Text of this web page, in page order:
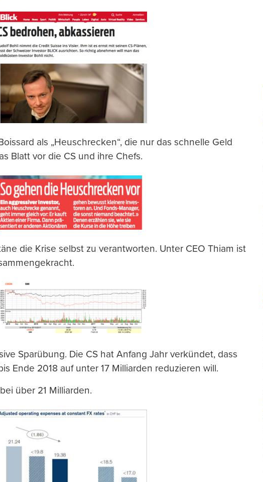
als „Heuschrecken“, die nur das schnelle Geld
Blatt vor die CS und ihre Chefs.
die Krise selbst zu verantworten. Unter CEO Thiam ist
Sparübung. Die CS hat Anfang Jahr verkündet, dass
Ende 2018 auf unter 17 Milliarden reduzieren will.
über 21 Milliarden.